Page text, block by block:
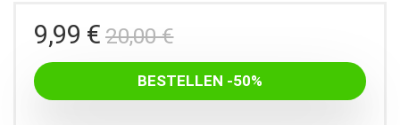
20,00€Ursprünglicher
Preis
war:
20,00 €
9,99 €
Aktueller
Preis
ist:
9,99 €.
BESTELLEN -50%